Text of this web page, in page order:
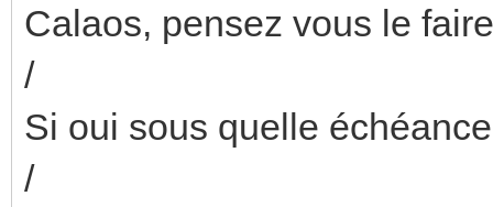
Calaos, pensez vous le
/
Si oui sous quelle
/